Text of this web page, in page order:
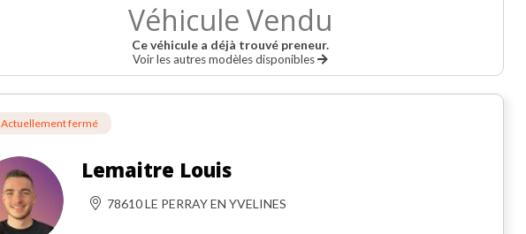
Véhicule Vendu
Ce véhicule a déjà trouvé preneur.
Voir les autres modèles disponibles
Actuellement fermé
Lemaitre Louis
78610 LE PERRAY EN YVELINES